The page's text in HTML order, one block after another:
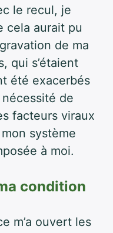
le recul, je
cela aurait pu
de ma
qui s’étaient
été exacerbés
de
facteurs viraux
système
à moi.
condition
m’a ouvert les